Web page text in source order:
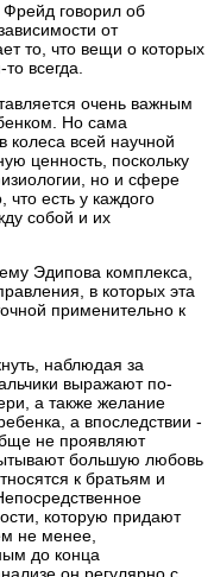
говорил об
от
то, что вещи о которых
всегда.
очень важным
Но сама
колеса всей научной
ценность, поскольку
но и сфере
есть у каждого
собой и их
Эдипова комплекса,
в которых эта
применительно к
наблюдая за
выражают по-
а также желание
а впоследствии -
не проявляют
большую любовь
к братьям и
которую придают
не менее,
до конца